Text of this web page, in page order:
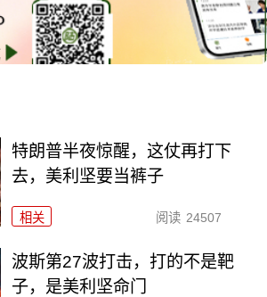
特朗普半夜惊醒，这仗再打下
去，美利坚要当裤子
相关 阅读 24507
波斯第27波打击，打的不是靶
子，是美利坚命门